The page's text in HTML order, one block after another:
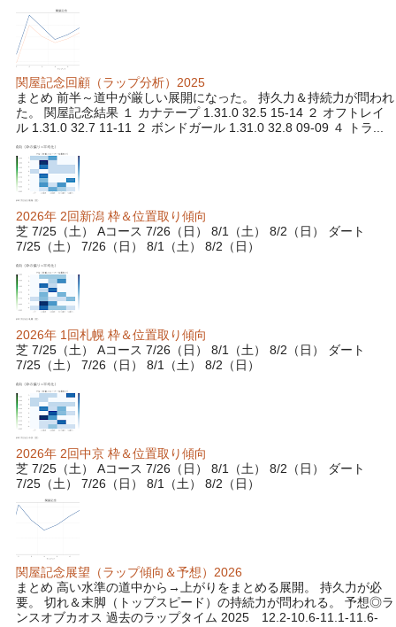
関屋記念回顧（ラップ分析）2025
まとめ 前半～道中が厳しい展開になった。 持久力＆持続力が問われ
た。 関屋記念結果 １ カナテープ 1.31.0 32.5 15-14 ２ オフトレイ
ル 1.31.0 32.7 11-11 ２ ボンドガール 1.31.0 32.8 09-09 ４ トラ...
2026年 2回新潟 枠＆位置取り傾向
芝 7/25（土） Aコース 7/26（日） 8/1（土） 8/2（日） ダート
7/25（土） 7/26（日） 8/1（土） 8/2（日）
2026年 1回札幌 枠＆位置取り傾向
芝 7/25（土） Aコース 7/26（日） 8/1（土） 8/2（日） ダート
7/25（土） 7/26（日） 8/1（土） 8/2（日）
2026年 2回中京 枠＆位置取り傾向
芝 7/25（土） Aコース 7/26（日） 8/1（土） 8/2（日） ダート
7/25（土） 7/26（日） 8/1（土） 8/2（日）
関屋記念展望（ラップ傾向＆予想）2026
まとめ 高い水準の道中から→上がりをまとめる展開。 持久力が必
要。 切れ＆末脚（トップスピード）の持続力が問われる。 予想◎ラ
ンスオブカオス 過去のラップタイム 2025 12.2-10.6-11.1-11.6-